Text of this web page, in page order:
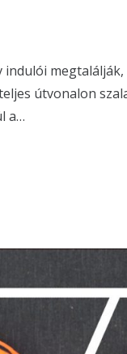
útvonalon
a…